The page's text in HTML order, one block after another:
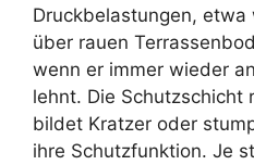
Druckbelastungen,
über rauen
wenn er immer wieder
lehnt. Die Schutzschicht
bildet Kratzer oder
ihre Schutzfunktion. Je